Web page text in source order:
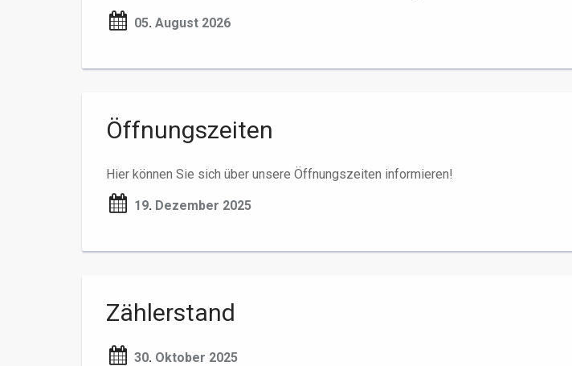
05. August 2026
Öffnungszeiten
Hier können Sie sich über unsere Öffnungszeiten informieren!
19. Dezember 2025
Zählerstand
30. Oktober 2025